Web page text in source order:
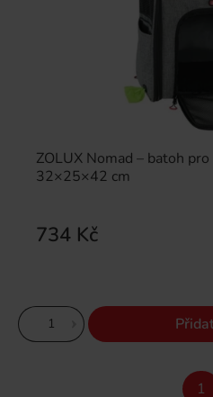
ZOLUX Nomad – batoh
32×25×42 cm
734 Kč
1